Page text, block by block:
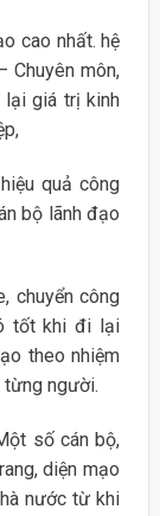
cao nhất. hệ
Chuyên môn,
lại giá trị kinh
quả công
bộ lãnh đạo
chuyển công
tốt khi đi lại
theo nhiệm
từng người.
số cán bộ,
diện mạo
nước từ khi